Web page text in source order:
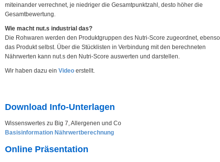
miteinander verrechnet, je niedriger die Gesamtpunktzahl, desto höher die
Gesamtbewertung.
Wie macht nut.s industrial das?
Die Rohwaren werden den Produktgruppen des Nutri-Score zugeordnet, ebenso
das Produkt selbst. Über die Stücklisten in Verbindung mit den berechneten
Nährwerten kann nut.s den Nutri-Score auswerten und darstellen.
Wir haben dazu ein Video erstellt.
Download Info-Unterlagen
Wissenswertes zu Big 7, Allergenen und Co
Basisinformation Nährwertberechnung
Online Präsentation